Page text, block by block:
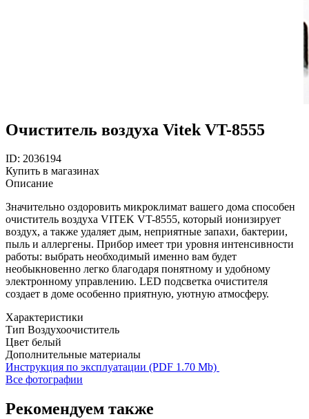
Очиститель воздуха Vitek VT-8555
ID: 2036194
Купить в магазинах
Описание
Значительно оздоровить микроклимат вашего дома способен
очиститель воздуха VITEK VT-8555, который ионизирует
воздух, а также удаляет дым, неприятные запахи, бактерии,
пыль и аллергены. Прибор имеет три уровня интенсивности
работы: выбрать необходимый именно вам будет
необыкновенно легко благодаря понятному и удобному
электронному управлению. LED подсветка очистителя
создает в доме особенно приятную, уютную атмосферу.
Характеристики
Тип Воздухоочиститель
Цвет белый
Дополнительные материалы
Инструкция по эксплуатации (PDF 1.70 Mb)
Все фотографии
Рекомендуем также